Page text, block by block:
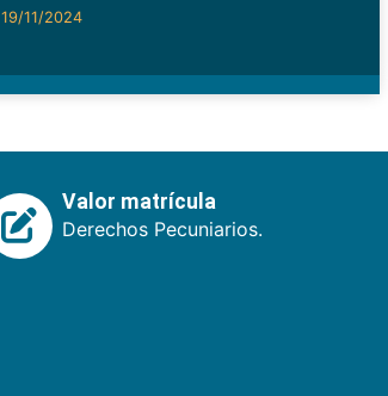
19/11/2024
Valor matrícula
Derechos Pecuniarios.